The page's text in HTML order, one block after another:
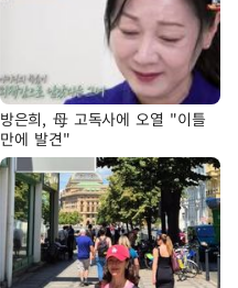
방은희, 母 고독사에 오열 "이틀
만에 발견"